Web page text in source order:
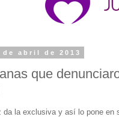
de abril de 2013
que
da la exclusiva y así lo pone en